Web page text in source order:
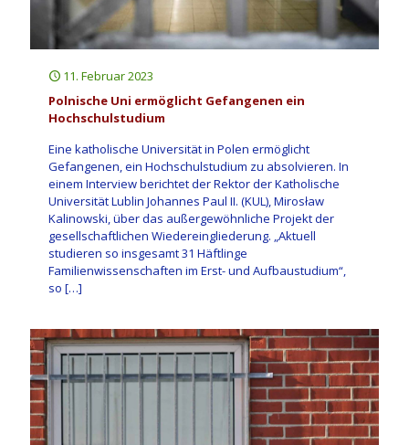
11. Februar 2023
Polnische Uni ermöglicht Gefangenen ein
Hochschulstudium
Eine katholische Universität in Polen ermöglicht
Gefangenen, ein Hochschulstudium zu absolvieren. In
einem Interview berichtet der Rektor der Katholische
Universität Lublin Johannes Paul II. (KUL), Mirosław
Kalinowski, über das außergewöhnliche Projekt der
gesellschaftlichen Wiedereingliederung. „Aktuell
studieren so insgesamt 31 Häftlinge
Familienwissenschaften im Erst- und Aufbaustudium“,
so […]